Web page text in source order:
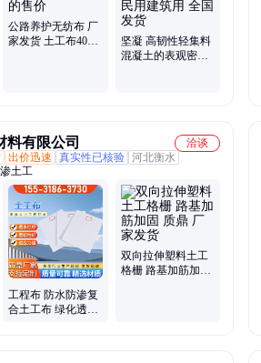
公路养护无纺布 厂
家发货 土工布400g
坚凝 高韧性轻集料
混凝土的表观密度
料有限公司
洽谈
出价迅速 真实性已核验 河北衡水
土工
工程布 防水防渗复
合土工布 绿化透水
双向拉伸塑料土工
格栅 路基加筋加固